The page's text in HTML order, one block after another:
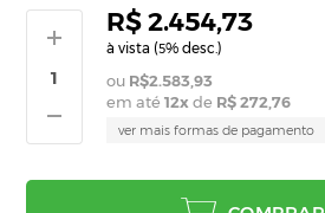
R$ 2.454,73
à vista (5% desc.)
R$2.583,93
em até12x de R$ 272,76
ver mais formas de pagamento